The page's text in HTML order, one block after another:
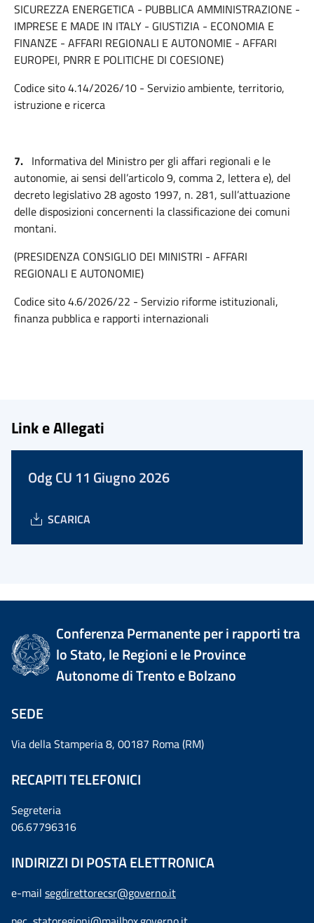
SICUREZZA ENERGETICA - PUBBLICA AMMINISTRAZIONE -
IMPRESE E MADE IN ITALY - GIUSTIZIA - ECONOMIA E
FINANZE - AFFARI REGIONALI E AUTONOMIE - AFFARI
EUROPEI, PNRR E POLITICHE DI COESIONE)
Codice sito 4.14/2026/10 - Servizio ambiente, territorio,
istruzione e ricerca
7. Informativa del Ministro per gli affari regionali e le
autonomie, ai sensi dell’articolo 9, comma 2, lettera e), del
decreto legislativo 28 agosto 1997, n. 281, sull’attuazione
delle disposizioni concernenti la classificazione dei comuni
montani.
(PRESIDENZA CONSIGLIO DEI MINISTRI - AFFARI
REGIONALI E AUTONOMIE)
Codice sito 4.6/2026/22 - Servizio riforme istituzionali,
finanza pubblica e rapporti internazionali
Link e Allegati
Odg CU 11 Giugno 2026
SCARICA
Conferenza Permanente per i rapporti tra
lo Stato, le Regioni e le Province
Autonome di Trento e Bolzano
SEDE
Via della Stamperia 8, 00187 Roma (RM)
RECAPITI TELEFONICI
Segreteria
06.67796316
INDIRIZZI DI POSTA ELETTRONICA
e-mail segdirettorecsr@governo.it